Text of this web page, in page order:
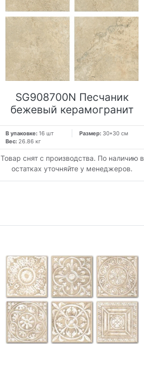
SG908700N Песчаник
бежевый керамогранит
В упаковке:16 шт Размер: 30*30 см
Вес: 26.86 кг
Товар снят с производства. По наличию в
остатках уточняйте у менеджеров.